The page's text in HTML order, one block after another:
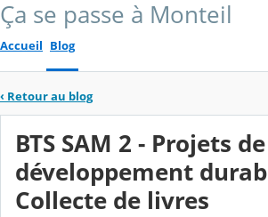
Ça se passe à Monteil
Accueil Blog
‹ Retour au blog
BTS SAM 2 - Projets de
développement
Collecte de livres